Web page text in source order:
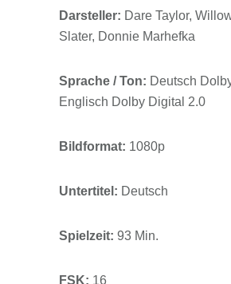
Darsteller: Dare Taylor,
Slater, Donnie Marhefka
Sprache / Ton: Deutsch
Englisch Dolby Digital 2.0
Bildformat: 1080p
Untertitel: Deutsch
Spielzeit: 93 Min.
FSK: 16